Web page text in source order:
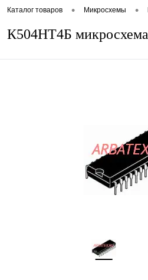
Каталог товаров • Микросхемы •
К504НТ4Б микросхема